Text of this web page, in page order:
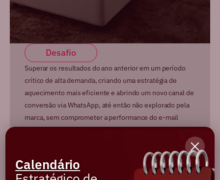
Desafio
Superar os resultados do ano anterior em um período
crítico de alta demanda, criando uma estratégia de
aquecimento mais eficiente e abrindo um novo canal de
conversão via WhatsApp, até então não explorado pela
marca, sem comprometer a performance do e-mail
marketing.
Ações
Calendário